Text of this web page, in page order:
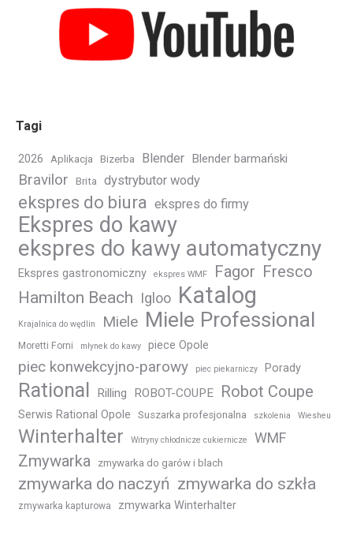
Tagi
2026 Aplikacja Bizerba Blender Blender barmański
Bravilor Brita dystrybutor wody
ekspres do biura ekspres do firmy
Ekspres do kawy
ekspres do kawy automatyczny
Ekspres gastronomiczny ekspres WMF Fagor Fresco
Hamilton Beach Igloo Katalog
Krajalnica do wędlin Miele Miele Professional
Moretti Forni młynek do kawy piece Opole
piec konwekcyjno-parowy piec piekarniczy Porady
Rational Rilling ROBOT-COUPE Robot Coupe
Serwis Rational Opole Suszarka profesjonalna szkolenia Wiesheu
Winterhalter Witryny chłodnicze cukiernicze WMF
Zmywarka zmywarka do garów i blach
zmywarka do naczyń zmywarka do szkła
zmywarka kapturowa zmywarka Winterhalter